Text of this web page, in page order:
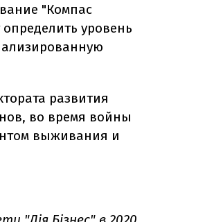
"Компас
уровень
развития
во время войны
выживания и